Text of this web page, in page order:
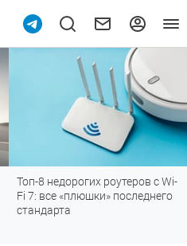
Топ-8 недорогих роутеров с Wi-
Fi 7: все «плюшки» последнего
стандарта